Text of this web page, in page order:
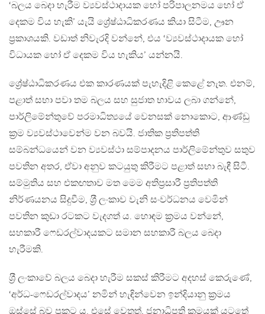
‘බලය බෙදා හැරීම ව්‍යවස්ථාදායක හෝ පරිපාලනමය හෝ ඒ
දෙකම විය හැකි’ යැයි ශ්‍රේෂ්ඨාධිකරණය කියා සිටීම, ඌන
ප‍්‍රකාශයකි. වඩාත් නිවැරදි වන්නේ, එය ‘ව්‍යවස්ථාදායක හෝ
විධායක හෝ ඒ දෙකම විය හැකිය’ යන්නයි.
ශ්‍රේෂ්ඨාධිකරණය එක කාරණයක් පැහැදිළි කෙළේ නැත. එනම්,
පළාත් සභා පවා තම බලය සහ සුජාත භාවය ලබා ගන්නේ,
පාර්ලිමේන්තුවේ පරමාධිත්‍යයේ වෙනසක් නොකොට, ආණ්ඩු
ක‍්‍රම ව්‍යවස්ථාවෙන්ම වන බවයි. ජාතික ප‍්‍රතිපත්ති
සම්බන්ධයෙන් වන ව්‍යවස්ථා සම්පාදනය පාර්ලිමේන්තුව සතුව
පවතින අතර, ඒවා අනුව කටයුතු කිරීමට පළාත් සභා බැඳී සිටී.
සම්මුතිය සහ එකඟතාව මත මෙම අතිප‍්‍රසාරී ප‍්‍රතිපත්ති
නිර්ණයනය සිදුවීම, ශ‍්‍රී ලංකාව වැනි සංවර්ධනය වෙමින්
පවතින කුඩා රටකට වැදගත් ය. හොඳම ක‍්‍රමය වන්නේ,
සහකාරී ෆෙඩරල්වාදයකට සමාන සහකාරී බලය බෙදා
හැරීමකි.
ශ‍්‍රී ලංකාවේ බලය බෙදා හැරීම සකස් කිරීමට අදහස් කෙරුණේ,
‘අර්ධ-ෆෙඩරල්වාදය’ නමින් හැඳින්වෙන ඉන්දියානු ක‍්‍රමය
ඔස්සේ බව ප‍්‍රකට ය. එසේ වෙතත්, ජනාධිපති ක‍්‍රමයක් යටතේ